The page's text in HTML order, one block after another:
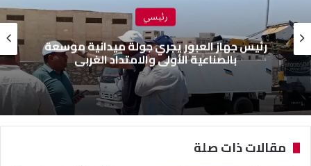
رئيسي
رئيس جهاز العبور يجري جولة ميدانية موسعة
بالصناعية الأولى والامتداد الغربي
مقالات ذات صلة